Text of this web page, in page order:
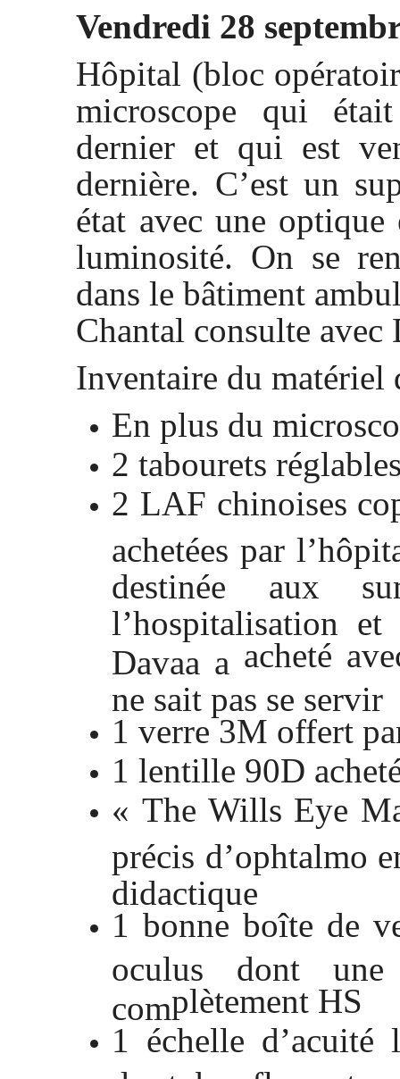
Vendredi 28
Hôpital (bloc
microscope qui
dernier et qui est
dernière. C’est un
état avec une
luminosité. On se
dans le bâtiment
Chantal consulte avec
Inventaire du matériel
En plus du
2 tabourets
2 LAF chinoises
achetées par
destinée aux
l’hospitalisation et
Davaa a acheté
ne sait pas se servir
1 verre 3M offert
1 lentille 90D
« The Wills Eye
précis d’ophtalmo
didactique
1 bonne boîte de
oculus dont
complètement HS
1 échelle d’acuité